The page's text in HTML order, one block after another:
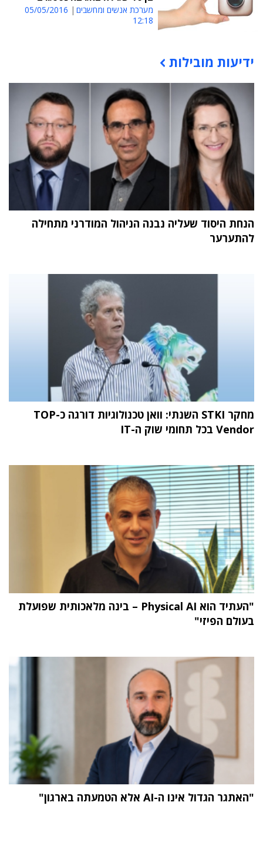
מערכת אנשים ומחשבים
05/05/2016
12:18
תוכן פרסומי
ידיעות מובילות
הנחת היסוד שעליה נבנה הניהול המודרני מתחילה
להתערער
מחקר STKI השנתי: וואן טכנולוגיות דורגה כ-TOP
Vendor בכל תחומי שוק ה-IT
"העתיד הוא Physical AI – בינה מלאכותית שפועלת
בעולם הפיזי"
"האתגר הגדול אינו ה-AI אלא הטמעתה בארגון"